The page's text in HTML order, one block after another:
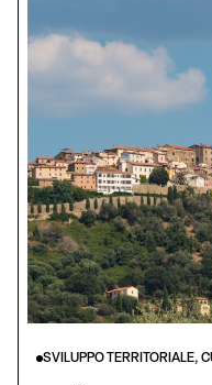
SVILUPPO TERRITORIALE,